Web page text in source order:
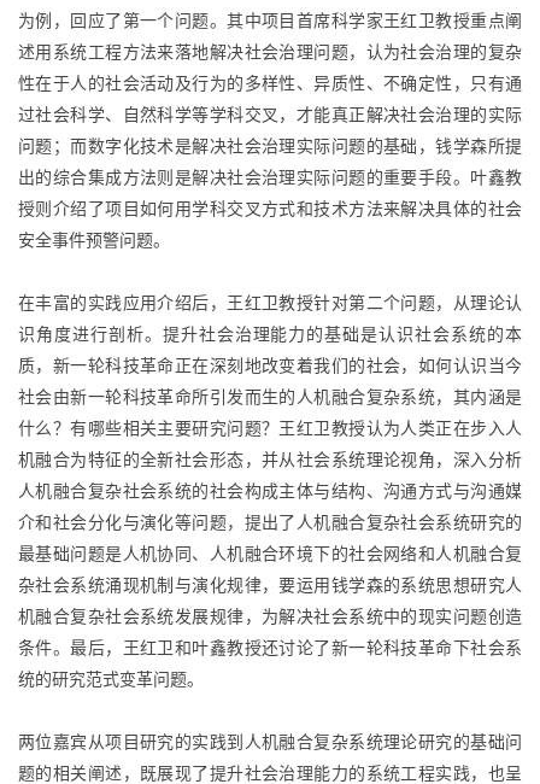
为例，回应了第一个问题。其中项目首席科学家王红卫教授重点阐
述用系统工程方法来落地解决社会治理问题，认为社会治理的复杂
性在于人的社会活动及行为的多样性、异质性、不确定性，只有通
过社会科学、自然科学等学科交叉，才能真正解决社会治理的实际
问题；而数字化技术是解决社会治理实际问题的基础，钱学森所提
出的综合集成方法则是解决社会治理实际问题的重要手段。叶鑫教
授则介绍了项目如何用学科交叉方式和技术方法来解决具体的社会
安全事件预警问题。
在丰富的实践应用介绍后，王红卫教授针对第二个问题，从理论认
识角度进行剖析。提升社会治理能力的基础是认识社会系统的本
质，新一轮科技革命正在深刻地改变着我们的社会，如何认识当今
社会由新一轮科技革命所引发而生的人机融合复杂系统，其内涵是
什么？有哪些相关主要研究问题？王红卫教授认为人类正在步入人
机融合为特征的全新社会形态，并从社会系统理论视角，深入分析
人机融合复杂社会系统的社会构成主体与结构、沟通方式与沟通媒
介和社会分化与演化等问题，提出了人机融合复杂社会系统研究的
最基础问题是人机协同、人机融合环境下的社会网络和人机融合复
杂社会系统涌现机制与演化规律，要运用钱学森的系统思想研究人
机融合复杂社会系统发展规律，为解决社会系统中的现实问题创造
条件。最后，王红卫和叶鑫教授还讨论了新一轮科技革命下社会系
统的研究范式变革问题。
两位嘉宾从项目研究的实践到人机融合复杂系统理论研究的基础问
题的相关阐述，既展现了提升社会治理能力的系统工程实践，也呈